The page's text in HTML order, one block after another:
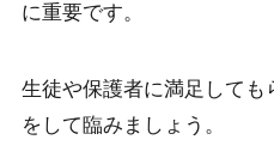
に重要です。
生徒や保護者に満足して
をして臨みましょう。